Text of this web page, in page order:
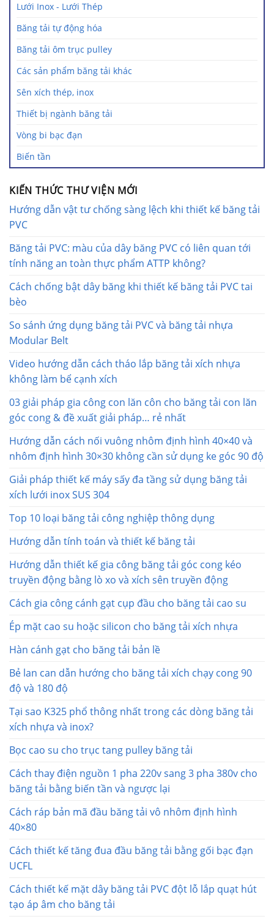
Lưới Inox - Lưới Thép
Băng tải tự động hóa
Băng tải ôm trục pulley
Các sản phẩm băng tải khác
Sên xích thép, inox
Thiết bị ngành băng tải
Vòng bi bạc đạn
Biến tần
KIẾN THỨC THƯ VIỆN MỚI
Hướng dẫn vật tư chống sàng lệch khi thiết kế băng tải
PVC
Băng tải PVC: màu của dây băng PVC có liên quan tới
tính năng an toàn thực phẩm ATTP không?
Cách chống bật dây băng khi thiết kế băng tải PVC tai
bèo
So sánh ứng dụng băng tải PVC và băng tải nhựa
Modular Belt
Video hướng dẫn cách tháo lắp băng tải xích nhựa
không làm bể cạnh xích
03 giải pháp gia công con lăn côn cho băng tải con lăn
góc cong & đề xuất giải pháp… rẻ nhất
Hướng dẫn cách nối vuông nhôm định hình 40×40 và
nhôm định hình 30×30 không cần sử dụng ke góc 90 độ
Giải pháp thiết kế máy sấy đa tầng sử dụng băng tải
xích lưới inox SUS 304
Top 10 loại băng tải công nghiệp thông dụng
Hướng dẫn tính toán và thiết kế băng tải
Hướng dẫn thiết kế gia công băng tải góc cong kéo
truyền động bằng lò xo và xích sên truyền động
Cách gia công cánh gạt cụp đầu cho băng tải cao su
Ép mặt cao su hoặc silicon cho băng tải xích nhựa
Hàn cánh gạt cho băng tải bản lề
Bẻ lan can dẫn hướng cho băng tải xích chạy cong 90
độ và 180 độ
Tại sao K325 phổ thông nhất trong các dòng băng tải
xích nhựa và inox?
Bọc cao su cho trục tang pulley băng tải
Cách thay điện nguồn 1 pha 220v sang 3 pha 380v cho
băng tải bằng biến tần và ngược lại
Cách ráp bản mã đầu băng tải vô nhôm định hình
40×80
Cách thiết kế tăng đua đầu băng tải bằng gối bạc đạn
UCFL
Cách thiết kế mặt dây băng tải PVC đột lỗ lắp quạt hút
tạo áp âm cho băng tải